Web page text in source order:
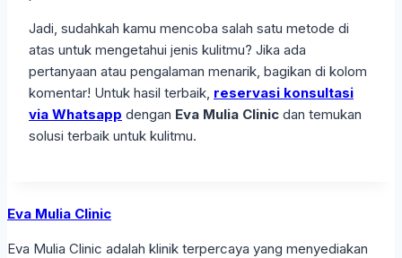
Jadi, sudahkah kamu mencoba salah satu metode di
atas untuk mengetahui jenis kulitmu? Jika ada
pertanyaan atau pengalaman menarik, bagikan di kolom
komentar! Untuk hasil terbaik, reservasi konsultasi
via Whatsapp dengan Eva Mulia Clinic dan temukan
solusi terbaik untuk kulitmu.
Eva Mulia Clinic
Eva Mulia Clinic adalah klinik terpercaya yang menyediakan